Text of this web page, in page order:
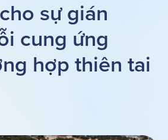
sự gián
cung ứng
hợp thiên tai